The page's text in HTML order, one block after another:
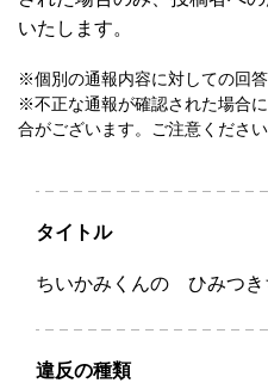
いたします。
※個別の通報内容に対しての回答
※不正な通報が確認された場合
合がございます。ご注意ください
タイトル
ちいかみくんの ひみつ
違反の種類